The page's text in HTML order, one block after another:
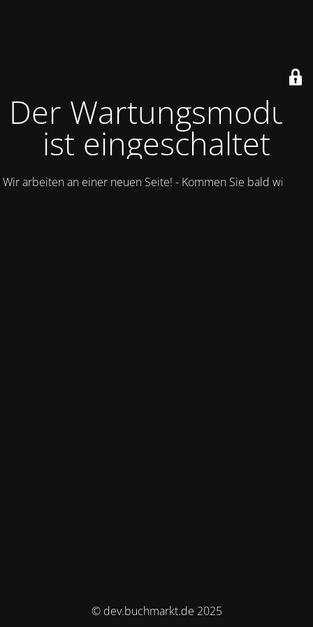
Der Wartungsmodus
ist eingeschaltet
Wir arbeiten an einer neuen Seite! - Kommen Sie bald wieder.
© dev.buchmarkt.de 2025